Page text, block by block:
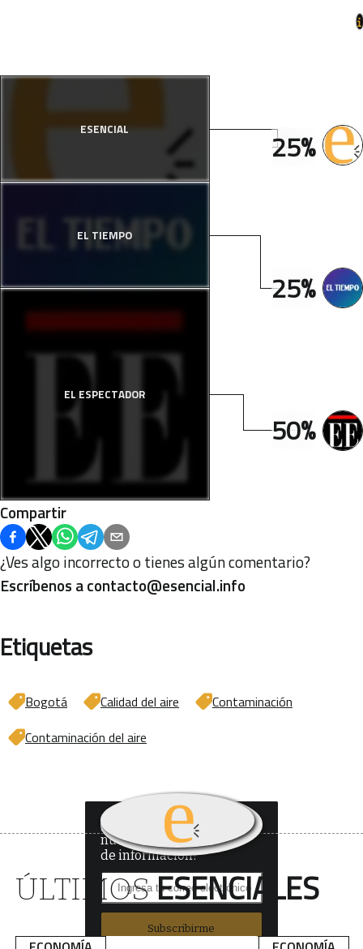
ESENCIAL
EL TIEMPO
EL ESPECTADOR
25%
25%
50%
Compartir
¿Ves algo incorrecto o tienes algún comentario?
Escríbenos acontacto@esencial.info
Etiquetas
Bogotá Calidad del aire
Contaminación
Contaminación del aire
¿Quieres recibir
nuestro boletín
de información?
Subscribirme
ÚLTIMOSESENCIALES